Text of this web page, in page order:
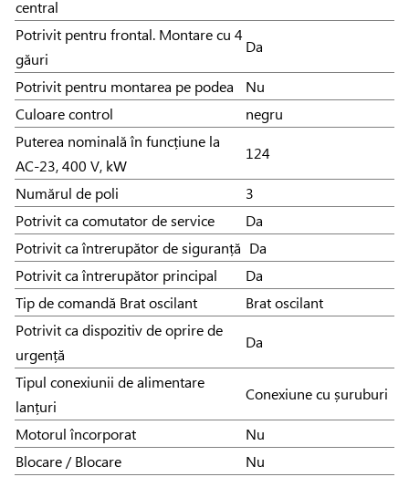
central
Potrivit pentru frontal. Montare cu 4
găuri
Da
Potrivit pentru montarea pe podea
Nu
Culoare control
negru
Puterea nominală în funcțiune la
AC-23, 400 V, kW
124
Numărul de poli
3
Potrivit ca comutator de service
Da
Potrivit ca întrerupător de siguranță Da
Potrivit ca întrerupător principal
Da
Tip de comandă Brat oscilant
Brat oscilant
Potrivit ca dispozitiv de oprire de
urgență
Da
Tipul conexiunii de alimentare
lanțuri
Conexiune cu șuruburi
Motorul încorporat
Nu
Blocare / Blocare
Nu